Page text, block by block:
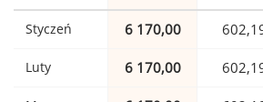
Styczeń 6 170,00
Luty 6 170,00